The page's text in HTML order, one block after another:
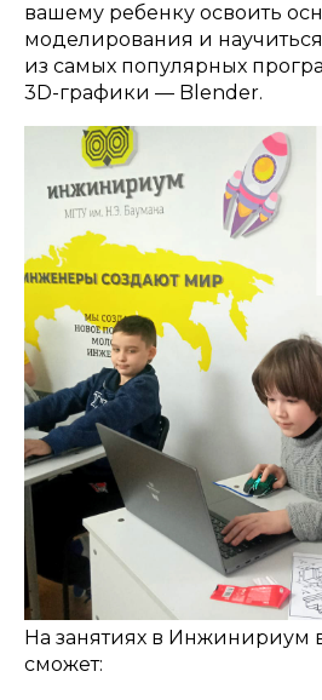
вашему ребенку освоить
моделирования и
из самых популярных
3D-графики — Blender.
На занятиях в Инжинириум
сможет: